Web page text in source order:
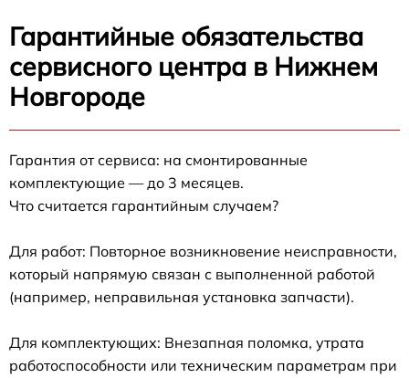
Гарантийные обязательства
сервисного центра в Нижнем
Новгороде
Гарантия от сервиса: на смонтированные
комплектующие — до 3 месяцев.
Что считается гарантийным случаем?
Для работ: Повторное возникновение неисправности,
который напрямую связан с выполненной работой
(например, неправильная установка запчасти).
Для комплектующих: Внезапная поломка, утрата
работоспособности или техническим параметрам при